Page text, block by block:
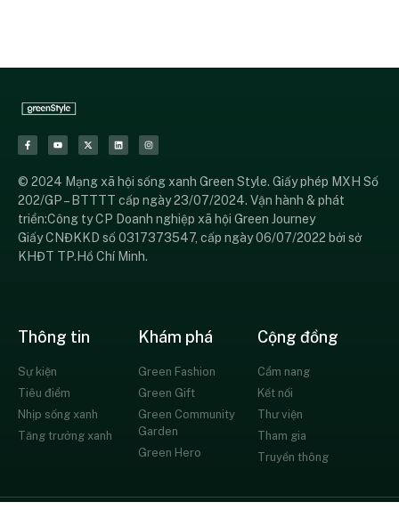
© 2024 Mạng xã hội sống xanh Green Style. Giấy phép MXH Số
202/GP – BTTTT cấp ngày 23/07/2024. Vận hành & phát
triển:Công ty CP Doanh nghiệp xã hội Green Journey
Giấy CNĐKKD số 0317373547, cấp ngày 06/07/2022 bởi sở
KHĐT TP.Hồ Chí Minh.
Thông tin
Sự kiện
Tiêu điểm
Nhịp sống xanh
Tăng trưởng xanh
Khám phá
Green Fashion
Green Gift
Green Community
Garden
Green Hero
Cộng đồng
Cẩm nang
Kết nối
Thư viện
Tham gia
Truyền thông